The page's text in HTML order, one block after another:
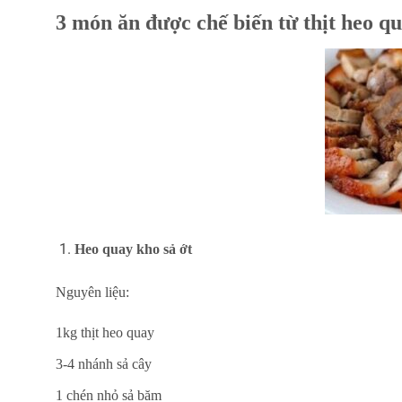
3 món ăn được chế biến từ thịt heo
Heo quay kho sả ớt
Nguyên liệu:
1kg thịt heo quay
3-4 nhánh sả cây
1 chén nhỏ sả băm